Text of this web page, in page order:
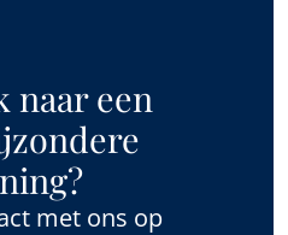
naar een
met ons op